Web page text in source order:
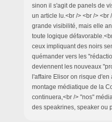
sinon il s'agit de panels de
un article lu.<br /> <br />
grande visibilité, mais elle
toute logique
ceux impliquant des noirs
quémander vers les
deviennent les nouveaux
l'affaire Elisor on risque
montage médiatique de la
continuera,<br /> "nos"
des speakrines, speaker ou